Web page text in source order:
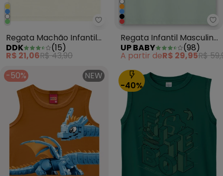
Ddk - Regata Machão Infantil
Regata Machão Infantil
Menino Branco
DDK (15)
R$ 21,06R$ 43,90
Regata Infantil Masculina
Algodão Verde
UP BABY (98)
A partir deR$ 29,95R$
-50%
NEW
-40%